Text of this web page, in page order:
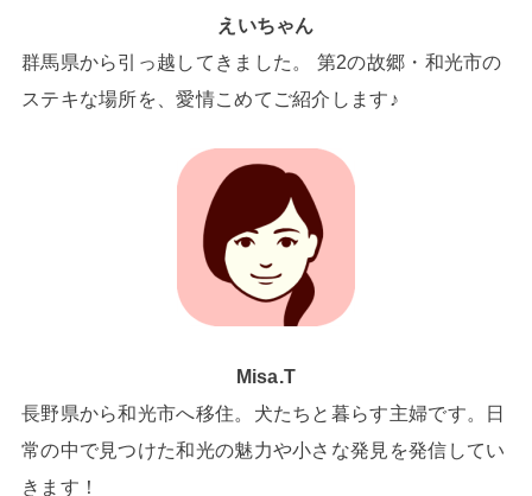
えいちゃん
群馬県から引っ越してきました。 第2の故郷・和光市の
ステキな場所を、愛情こめてご紹介します♪
Misa.T
長野県から和光市へ移住。犬たちと暮らす主婦です。日
常の中で見つけた和光の魅力や小さな発見を発信してい
きます！